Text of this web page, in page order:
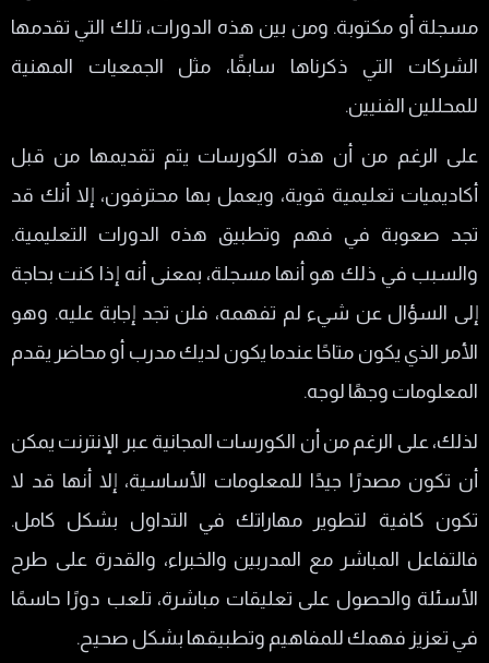
مسجلة أو مكتوبة. ومن بين هذه الدورات، تلك التي تقدمها
الشركات التي ذكرناها سابقًا، مثل الجمعيات المهنية
للمحللين الفنيين.
على الرغم من أن هذه الكورسات يتم تقديمها من قبل
أكاديميات تعليمية قوية، ويعمل بها محترفون، إلا أنك قد
تجد صعوبة في فهم وتطبيق هذه الدورات التعليمية.
والسبب في ذلك هو أنها مسجلة، بمعنى أنه إذا كنت بحاجة
إلى السؤال عن شيء لم تفهمه، فلن تجد إجابة عليه. وهو
الأمر الذي يكون متاحًا عندما يكون لديك مدرب أو محاضر يقدم
المعلومات وجهًا لوجه.
لذلك، على الرغم من أن الكورسات المجانية عبر الإنترنت يمكن
أن تكون مصدرًا جيدًا للمعلومات الأساسية، إلا أنها قد لا
تكون كافية لتطوير مهاراتك في التداول بشكل كامل.
فالتفاعل المباشر مع المدربين والخبراء، والقدرة على طرح
الأسئلة والحصول على تعليقات مباشرة، تلعب دورًا حاسمًا
في تعزيز فهمك للمفاهيم وتطبيقها بشكل صحيح.